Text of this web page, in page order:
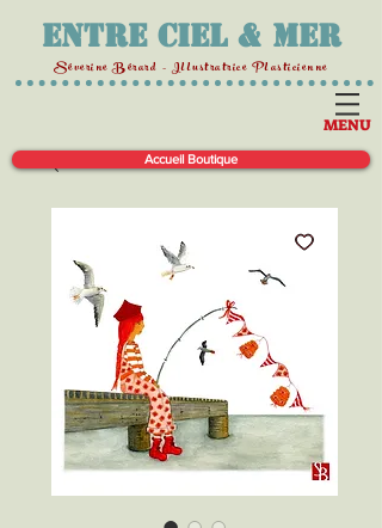
Entre Ciel & Mer
Séverine Bérard - Illustratrice Plasticienne
MENU
Accueil Boutique